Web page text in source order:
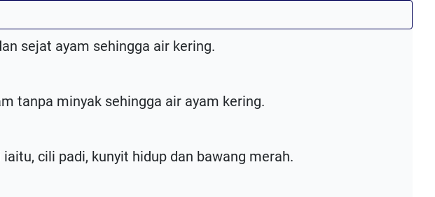
sejat ayam sehingga air kering.
tanpa minyak sehingga air ayam kering.
cili padi, kunyit hidup dan bawang merah.